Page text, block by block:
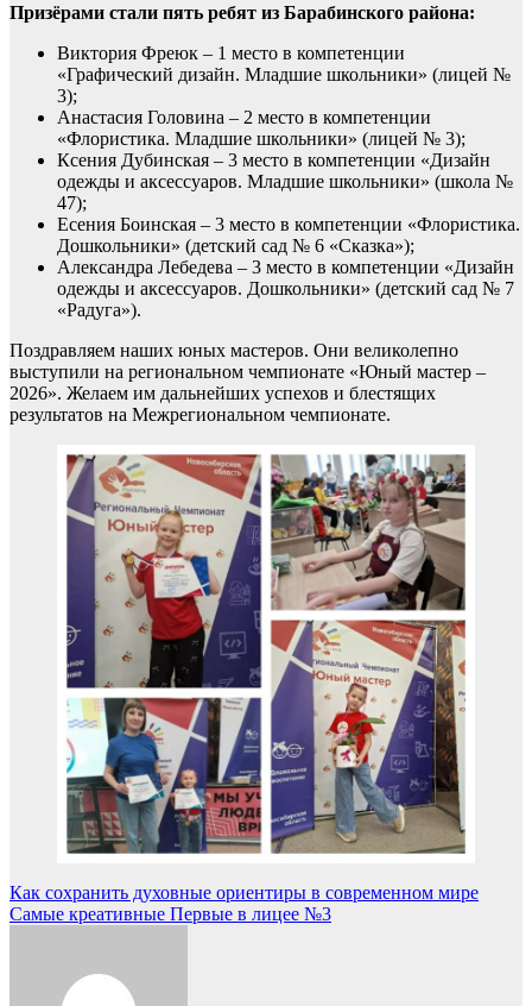
Призёрами стали пять ребят из Барабинского района:
Виктория Фреюк – 1 место в компетенции
«Графический дизайн. Младшие школьники» (лицей №
3);
Анастасия Головина – 2 место в компетенции
«Флористика. Младшие школьники» (лицей № 3);
Ксения Дубинская – 3 место в компетенции «Дизайн
одежды и аксессуаров. Младшие школьники» (школа №
47);
Есения Боинская – 3 место в компетенции «Флористика.
Дошкольники» (детский сад № 6 «Сказка»);
Александра Лебедева – 3 место в компетенции «Дизайн
одежды и аксессуаров. Дошкольники» (детский сад № 7
«Радуга»).
Поздравляем наших юных мастеров. Они великолепно
выступили на региональном чемпионате «Юный мастер –
2026». Желаем им дальнейших успехов и блестящих
результатов на Межрегиональном чемпионате.
Навигация
по
Как сохранить духовные ориентиры в современном мире
Самые креативные Первые в лицее №3